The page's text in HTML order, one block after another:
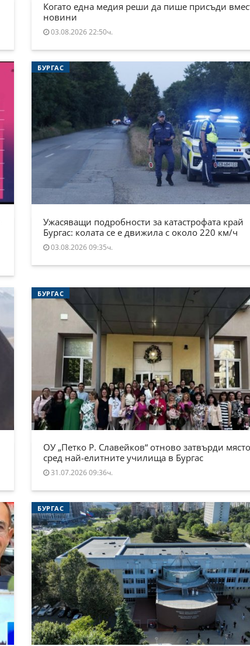
Когато една медия реши да пише присъди
новини
03.08.2026 22:50ч.
БУРГАС
Ужасяващи подробности за катастрофата край
Бургас: колата се е движила с около 220 км/ч
03.08.2026 09:35ч.
БУРГАС
ОУ „Петко Р. Славейков“ отново затвърди
сред най-елитните училища в Бургас
31.07.2026 09:36ч.
БУРГАС